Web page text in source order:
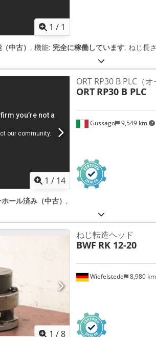
決め用角柱ホルダーを装備しています。 を
オイルの冷却装置、独立したスイッチキャビ
滑。 QUO T A T I O N 弊社では、在庫品をご
フィロール - BAD DÜBEN (ドイツ) CNCねじ
総電気負荷、約 29 kW - 400 V - 50 Hz 重量
以下のメーカーが開発した最新のCNC制御
プロセスデータとワークデータを入力するこ
イズ（段取り替え時間）にも簡単かつ迅速
ルに表示され、ユーザーに最適化された加工
ャフト成形ワークピース（ギアシャフトなど
シャフトのような)センターホール センターホ
き。 クランプ装置と、クランプ前にワークピ
スの前面には電動（駆動）テールス トックセ
トックセンタが1つあります。 ワークスライ
油圧で移動します。 * 油圧オイルの冷却ユニ
ど。 制御盤など * 作業エリアのシースルー安
1 / 1
中古） , 機能: 完全に稼働しています, ねじ長
1 / 14
Gussago 9,549 km
ORT RP30 B PLC（
ORT RP30 B PLC
ール済み（中古） ,
1 /8
Wiefelstede 8,980 km
ねじ転造ヘッド
BWF RK 12-20